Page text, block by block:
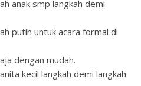
anak smp langkah demi
putih untuk acara formal di
dengan mudah.
kecil langkah demi langkah